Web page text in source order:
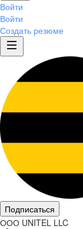
Войти
Войти
Создать резюме
Подписаться
ООО UNITEL LLC